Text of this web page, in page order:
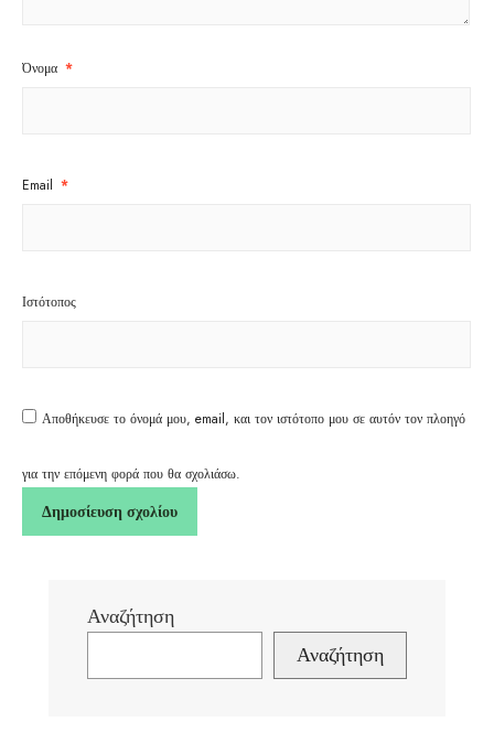
Όνομα *
Email *
Ιστότοπος
Αποθήκευσε το όνομά μου, email, και τον ιστότοπο μου σε αυτόν τον πλοηγό
για την επόμενη φορά που θα σχολιάσω.
Αναζήτηση
Αναζήτηση